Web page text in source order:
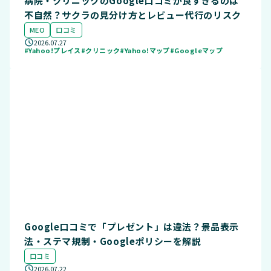
不自然？サクラの見分け方とレビュー代行のリスク
MEO
口コミ
2026.07.27
#Yahoo!プレイス#クリニック#Yahoo!マップ#Googleマップ
Google口コミで「プレゼント」は違法？景品表示
法・ステマ規制・Googleポリシーを解説
口コミ
2026.07.22